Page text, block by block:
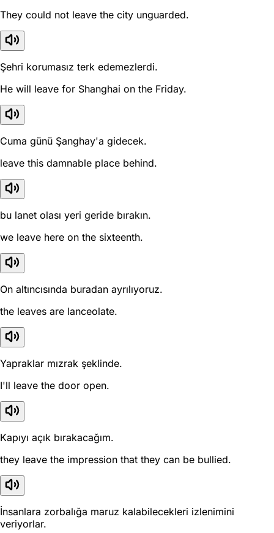
They could not leave the city unguarded.
Şehri korumasız terk edemezlerdi.
He will leave for Shanghai on the Friday.
Cuma günü Şanghay'a gidecek.
leave this damnable place behind.
bu lanet olası yeri geride bırakın.
we leave here on the sixteenth.
On altıncısında buradan ayrılıyoruz.
the leaves are lanceolate.
Yapraklar mızrak şeklinde.
I'll leave the door open.
Kapıyı açık bırakacağım.
they leave the impression that they can be bullied.
İnsanlara zorbalığa maruz kalabilecekleri izlenimini
veriyorlar.